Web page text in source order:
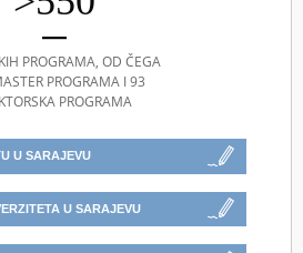
PROGRAMA, OD ČEGA
PROGRAMA I 93
PROGRAMA
U SARAJEVU
U SARAJEVU